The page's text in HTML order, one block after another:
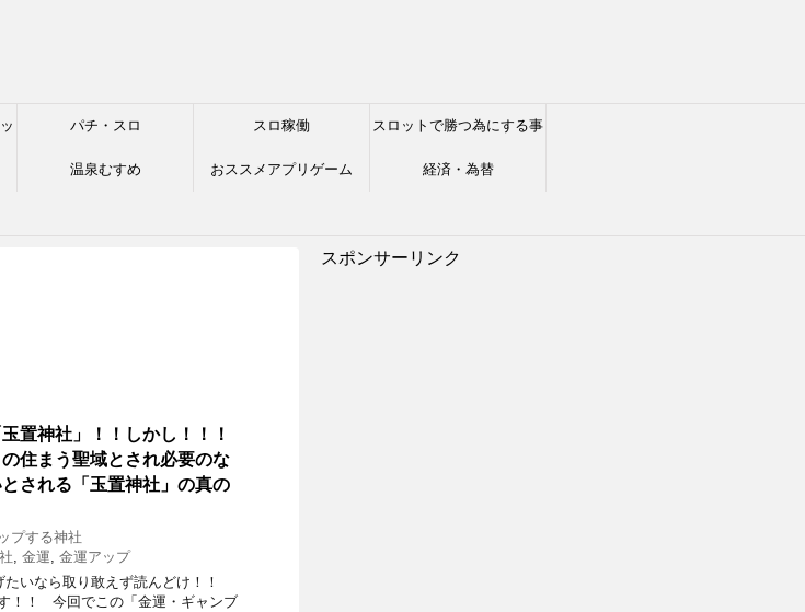
パチ・スロ スロ稼働 スロットで勝つ為にする事
温泉むすめ おススメアプリゲーム 経済・為替
置神社」！！しかし！！！
住まう聖域とされ必要のな
される「玉置神社」の真の
プする神社
, 金運, 金運アップ
いなら取り敢えず読んどけ！！
！！ 今回でこの「金運・ギャンブ
スポンサーリンク